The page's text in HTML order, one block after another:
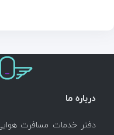
درباره ما
دفتر خدمات مسافرت هوایی